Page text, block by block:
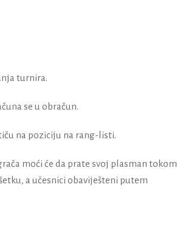
turnira.
se u obračun.
na poziciju na rang-listi.
moći će da prate svoj plasman tokom
a učesnici obaviješteni putem